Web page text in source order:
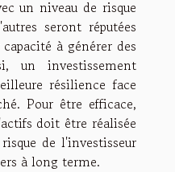
un niveau de risque
seront réputées
à générer des
un investissement
résilience face
Pour être efficace,
doit être réalisée
de l'investisseur
à long terme.